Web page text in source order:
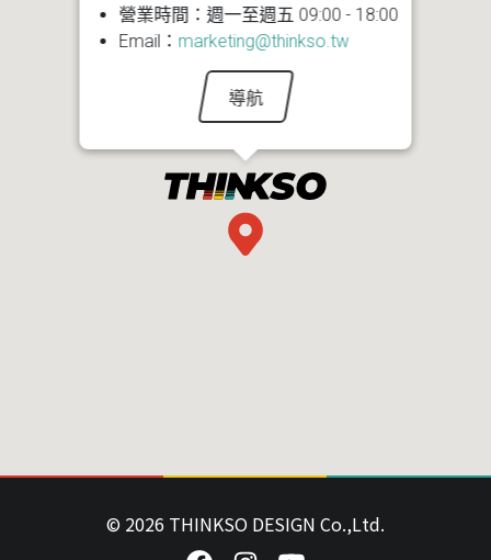
營業時間：週一至週五 09:00 - 18:00
Email： marketing@thinkso.tw
導航
© 2026 THINKSO DESIGN Co.,Ltd.